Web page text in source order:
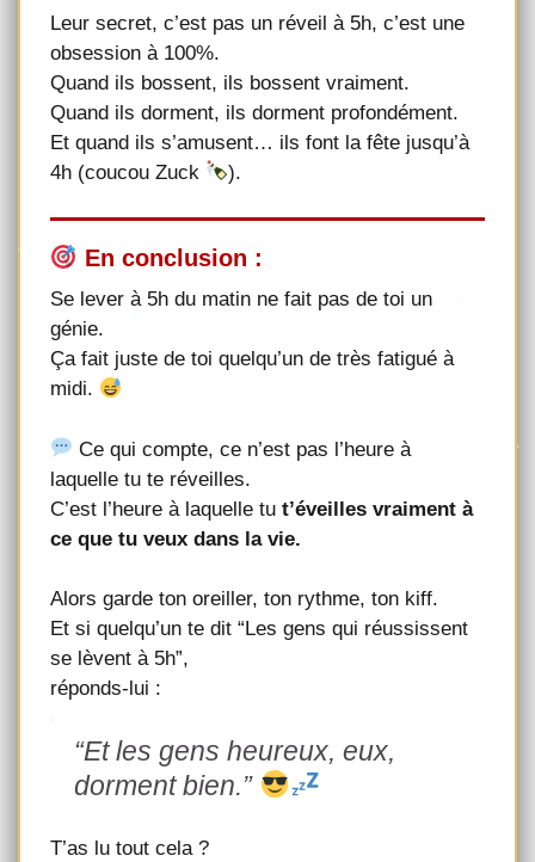
Leur secret, c’est pas un réveil à 5h, c’est une
obsession à 100%.
Quand ils bossent, ils bossent vraiment.
Quand ils dorment, ils dorment profondément.
Et quand ils s’amusent… ils font la fête jusqu’à
4h (coucou Zuck
).
En conclusion :
Se lever à 5h du matin ne fait pas de toi un
génie.
Ça fait juste de toi quelqu’un de très fatigué à
midi.
Ce qui compte, ce n’est pas l’heure à
laquelle tu te réveilles.
C’est l’heure à laquelle tu t’éveilles vraiment à
ce que tu veux dans la vie.
Alors garde ton oreiller, ton rythme, ton kiff.
Et si quelqu’un te dit “Les gens qui réussissent
se lèvent à 5h”,
réponds-lui :
“Et les gens heureux, eux,
dorment bien.”
T’as lu tout cela ?